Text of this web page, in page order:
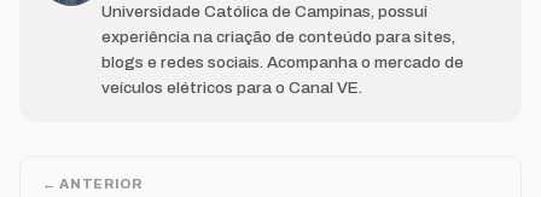
Universidade Católica de Campinas, possui
experiência na criação de conteúdo para sites,
blogs e redes sociais. Acompanha o mercado de
veículos elétricos para o Canal VE.
← ANTERIOR